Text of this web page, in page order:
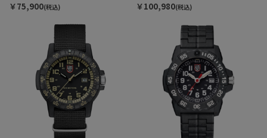
￥75,900(税込) ￥100,980(税込)